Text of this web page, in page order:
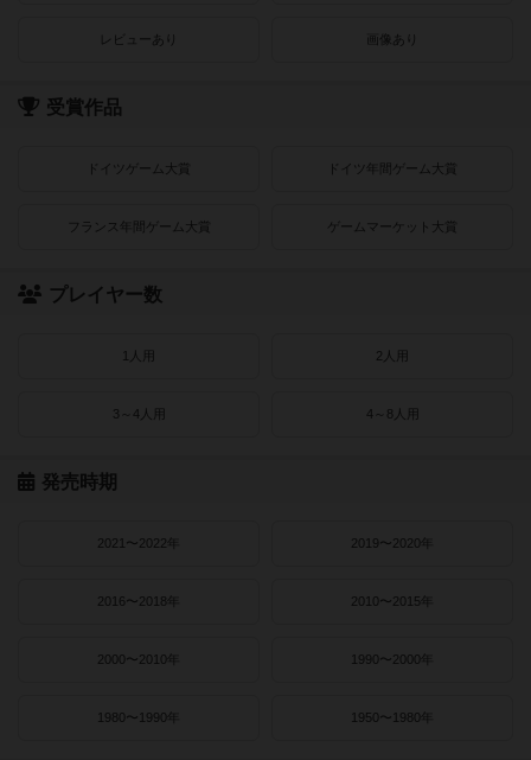
レビューあり 画像あり
受賞作品
ドイツゲーム大賞 ドイツ年間ゲーム大賞
フランス年間ゲーム大賞 ゲームマーケット大賞
プレイヤー数
1人用 2人用
3～4人用 4～8人用
発売時期
2021〜2022年 2019〜2020年
2016〜2018年 2010〜2015年
2000〜2010年 1990〜2000年
1980〜1990年 1950〜1980年